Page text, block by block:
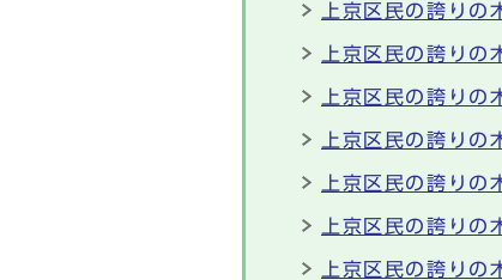
上京区民の誇りの
上京区民の誇りの
上京区民の誇りの
上京区民の誇りの
上京区民の誇りの
上京区民の誇りの
上京区民の誇りの